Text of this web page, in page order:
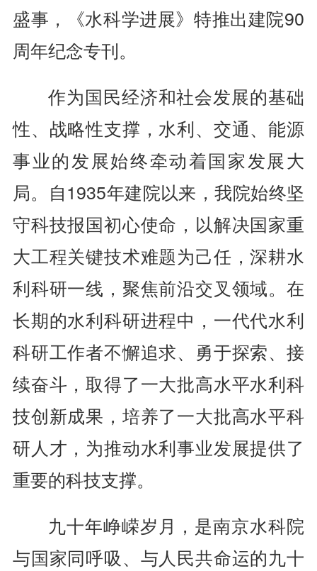
盛事，《水科学进展》特推出建院90
周年纪念专刊。
作为国民经济和社会发展的基础
性、战略性支撑，水利、交通、能源
事业的发展始终牵动着国家发展大
局。自1935年建院以来，我院始终坚
守科技报国初心使命，以解决国家重
大工程关键技术难题为己任，深耕水
利科研一线，聚焦前沿交叉领域。在
长期的水利科研进程中，一代代水利
科研工作者不懈追求、勇于探索、接
续奋斗，取得了一大批高水平水利科
技创新成果，培养了一大批高水平科
研人才，为推动水利事业发展提供了
重要的科技支撑。
九十年峥嵘岁月，是南京水科院
与国家同呼吸、与人民共命运的九十